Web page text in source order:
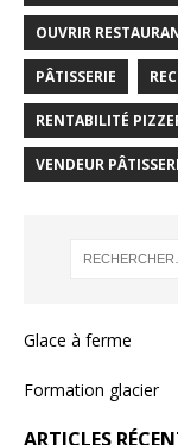
OUVRIR
PÂTISSERIE
RENTABILITÉ
VENDEUR
Glace à ferme
Formation glacier
ARTICLES